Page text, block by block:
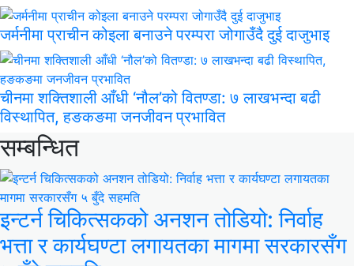
जर्मनीमा प्राचीन कोइला बनाउने परम्परा जोगाउँदै दुई दाजुभाइ
चीनमा शक्तिशाली आँधी ‘नौल’को वितण्डा: ७ लाखभन्दा बढी
विस्थापित, हङकङमा जनजीवन प्रभावित
सम्बन्धित
इन्टर्न चिकित्सकको अनशन तोडियो: निर्वाह
भत्ता र कार्यघण्टा लगायतका मागमा सरकारसँग